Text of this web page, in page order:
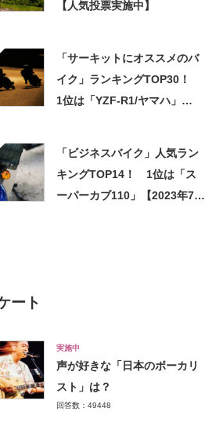
【人気投票実施中】
「サーキットにオススメのバ
イク」ランキングTOP30！
1位は「YZF-R1/ヤマハ」
「ビジネスバイク」人気ラン
キングTOP14！ 1位は「ス
ーパーカブ110」【2023年7月
ート
実施中
声が好きな「日本のボーカリ
スト」は？
回答数：49448